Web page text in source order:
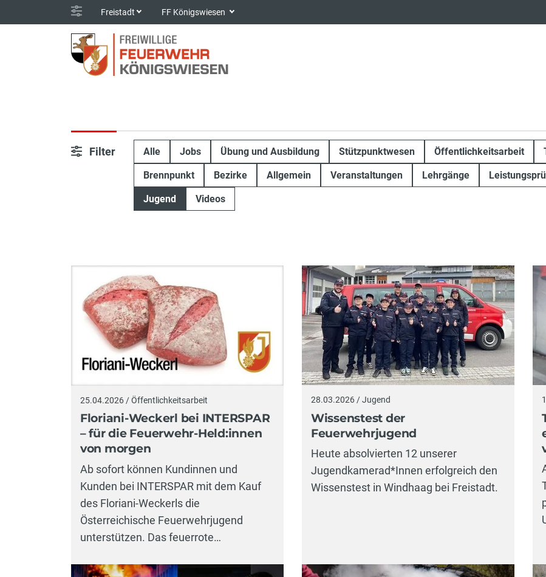
Freistadt FF Königswiesen
Filter Alle Jobs Übung und Ausbildung Stützpunktwesen Öffentlichkeitsarbeit
Brennpunkt Bezirke Allgemein Veranstaltungen Lehrgänge
Jugend Videos
25.04.2026 / Öffentlichkeitsarbeit
Floriani-Weckerl bei INTERSPAR
– für die Feuerwehr-Held:innen
von morgen
Ab sofort können Kundinnen und
Kunden bei INTERSPAR mit dem Kauf
des Floriani-Weckerls die
Österreichische Feuerwehrjugend
unterstützen. Das feuerrote…
28.03.2026 / Jugend
Wissenstest der
Feuerwehrjugend
Heute absolvierten 12 unserer
Jugendkamerad*Innen erfolgreich den
Wissenstest in Windhaag bei Freistadt.